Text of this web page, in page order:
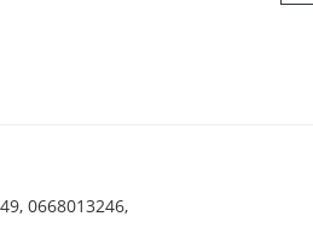
0668013246,